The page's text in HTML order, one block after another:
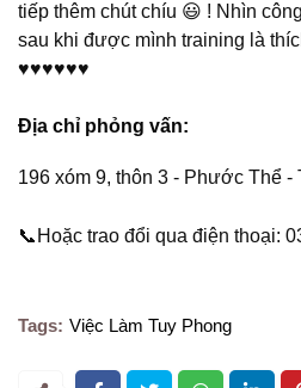
tiếp thêm chút chíu 😃 ! Nhìn
sau khi được mình training là
♥️♥️♥️♥️♥️♥️
Địa chỉ phỏng vấn:
196 xóm 9, thôn 3 - Phước Thể -
📞 Hoặc trao đổi qua điện thoại:
Tags: Việc Làm Tuy Phong